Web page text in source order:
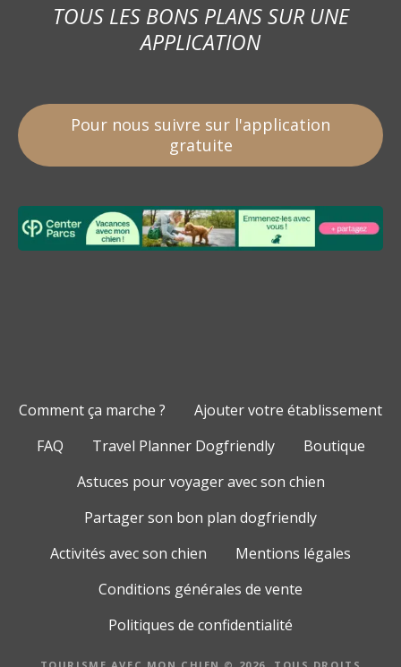
TOUS LES BONS PLANS SUR UNE
APPLICATION
Pour nous suivre sur l'application
gratuite
Comment ça marche ?
Ajouter votre établissement
FAQ
Travel Planner Dogfriendly
Boutique
Astuces pour voyager avec son chien
Partager son bon plan dogfriendly
Activités avec son chien
Mentions légales
Conditions générales de vente
Politiques de confidentialité